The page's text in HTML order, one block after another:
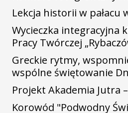
Lekcja historii w pałacu
Wycieczka integracyjna
Pracy Twórczej
Greckie rytmy,
wspólne świętowanie
Projekt Akademia Jutra
Korowód "Podwodny